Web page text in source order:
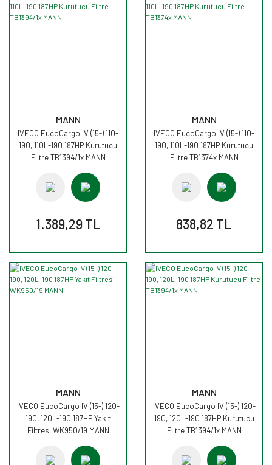
MANN
IVECO EucoCargo IV (15-) 110-
190, 110L-190 187HP Kurutucu
Filtre TB1394/1x MANN
1.389,29 TL
MANN
IVECO EucoCargo IV (15-) 110-
190, 110L-190 187HP Kurutucu
Filtre TB1374x MANN
838,82 TL
MANN
IVECO EucoCargo IV (15-) 120-
190, 120L-190 187HP Yakıt
Filtresi WK950/19 MANN
MANN
IVECO EucoCargo IV (15-) 120-
190, 120L-190 187HP Kurutucu
Filtre TB1394/1x MANN